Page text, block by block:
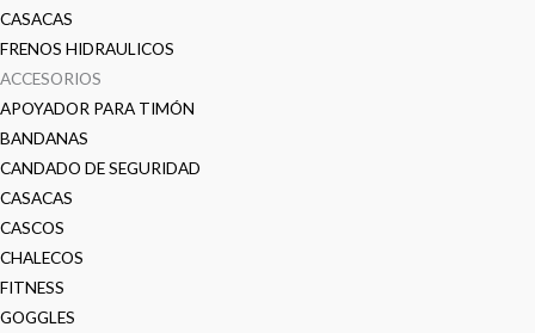
CASACAS
FRENOS HIDRAULICOS
ACCESORIOS
APOYADOR PARA TIMÓN
BANDANAS
CANDADO DE SEGURIDAD
CASACAS
CASCOS
CHALECOS
FITNESS
GOGGLES